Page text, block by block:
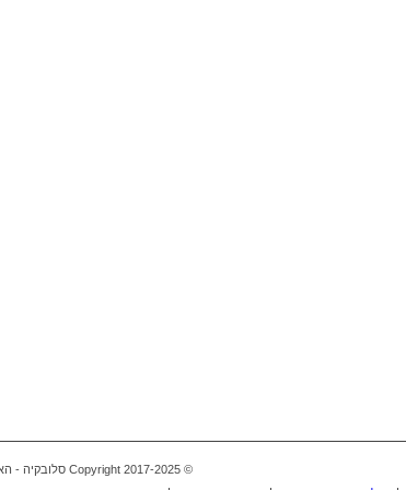
© Copyright 2017-2025 סלובקיה - האתר הרשמי בעברית -